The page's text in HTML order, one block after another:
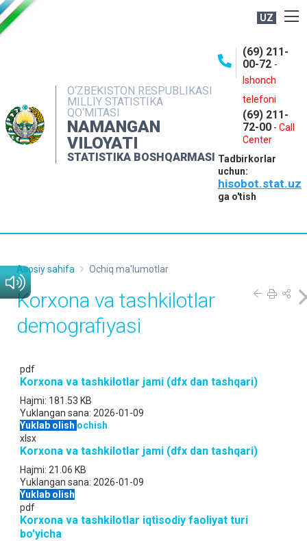
UZ
O‘ZBEKISTON RESPUBLIKASI
MILLIY STATISTIKA
QO‘MITASI
NAMANGAN
VILOYATI
STATISTIKA BOSHQARMASI
(69) 211-
00-72 -
Ishonch
telefoni
(69) 211-
72-00 - Call
Center
Tadbirkorlar
uchun:
hisobot.stat.uz
ga o'tish
NASHRLAR
INTERAKTIV XIZMATLAR
MATBUOT XIZMATI
MUROJAATLAR
Asosiy sahifa Ochiq ma'lumotlar
Korxona va tashkilotlar
demografiyasi
pdf
Korxona va tashkilotlar jami (dfx dan tashqari)
Hajmi: 181.53 KB
Yuklangan sana: 2026-01-09
Yuklab olish ochish
xlsx
Korxona va tashkilotlar jami (dfx dan tashqari)
Hajmi: 21.06 KB
Yuklangan sana: 2026-01-09
Yuklab olish
pdf
Korxona va tashkilotlar iqtisodiy faoliyat turi
bo'yicha